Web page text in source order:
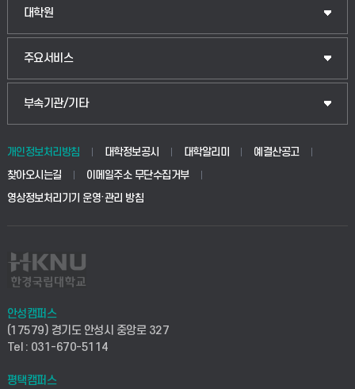
법경영학부
생명공학부
사회안전시스템공학부
컴퓨터응용수학부
ICT로봇기계공학부
대학원
일반대학원
산업대학원
공공정책대학원
교육대학원
주요서비스
입학안내
웹메일
학사시스템(전문학사 및 전공심화)
사이버캠퍼스(전문학사 및 전공심화)
시설바로처리서비스
연구실안전관리시스템
부속기관/기타
중앙도서관
학생생활관(안성)
산학협력단
취업지원센터
창업지원센터
개인정보처리방침 대학정보공시 대학알리미
예결산공고
찾아오시는길
이메일주소 무단수집거부
영상정보처리기기 운영·관리 방침
안성캠퍼스
(17579) 경기도 안성시 중앙로 327
Tel : 031-670-5114
평택캠퍼스